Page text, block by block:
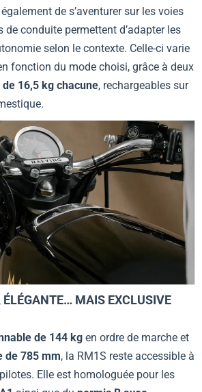
de s’aventurer sur les voies
de conduite permettent d’adapter les
selon le contexte. Celle-ci varie
fonction du mode choisi, grâce à deux
16,5 kg chacune, rechargeables sur
ÉLÉGANTE… MAIS EXCLUSIVE
de 144 kg en ordre de marche et
de 785 mm, la RM1S reste accessible à
Elle est homologuée pour les